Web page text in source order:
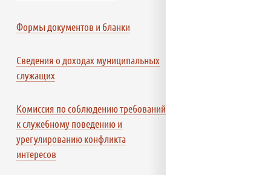
Формы документов и бланки
Сведения о доходах муниципальных
служащих
Комиссия по соблюдению требований
к служебному поведению и
урегулированию конфликта
интересов